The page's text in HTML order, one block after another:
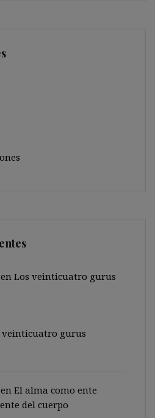
Los veinticuatro gurus
veinticuatro gurus
El alma como ente
del cuerpo